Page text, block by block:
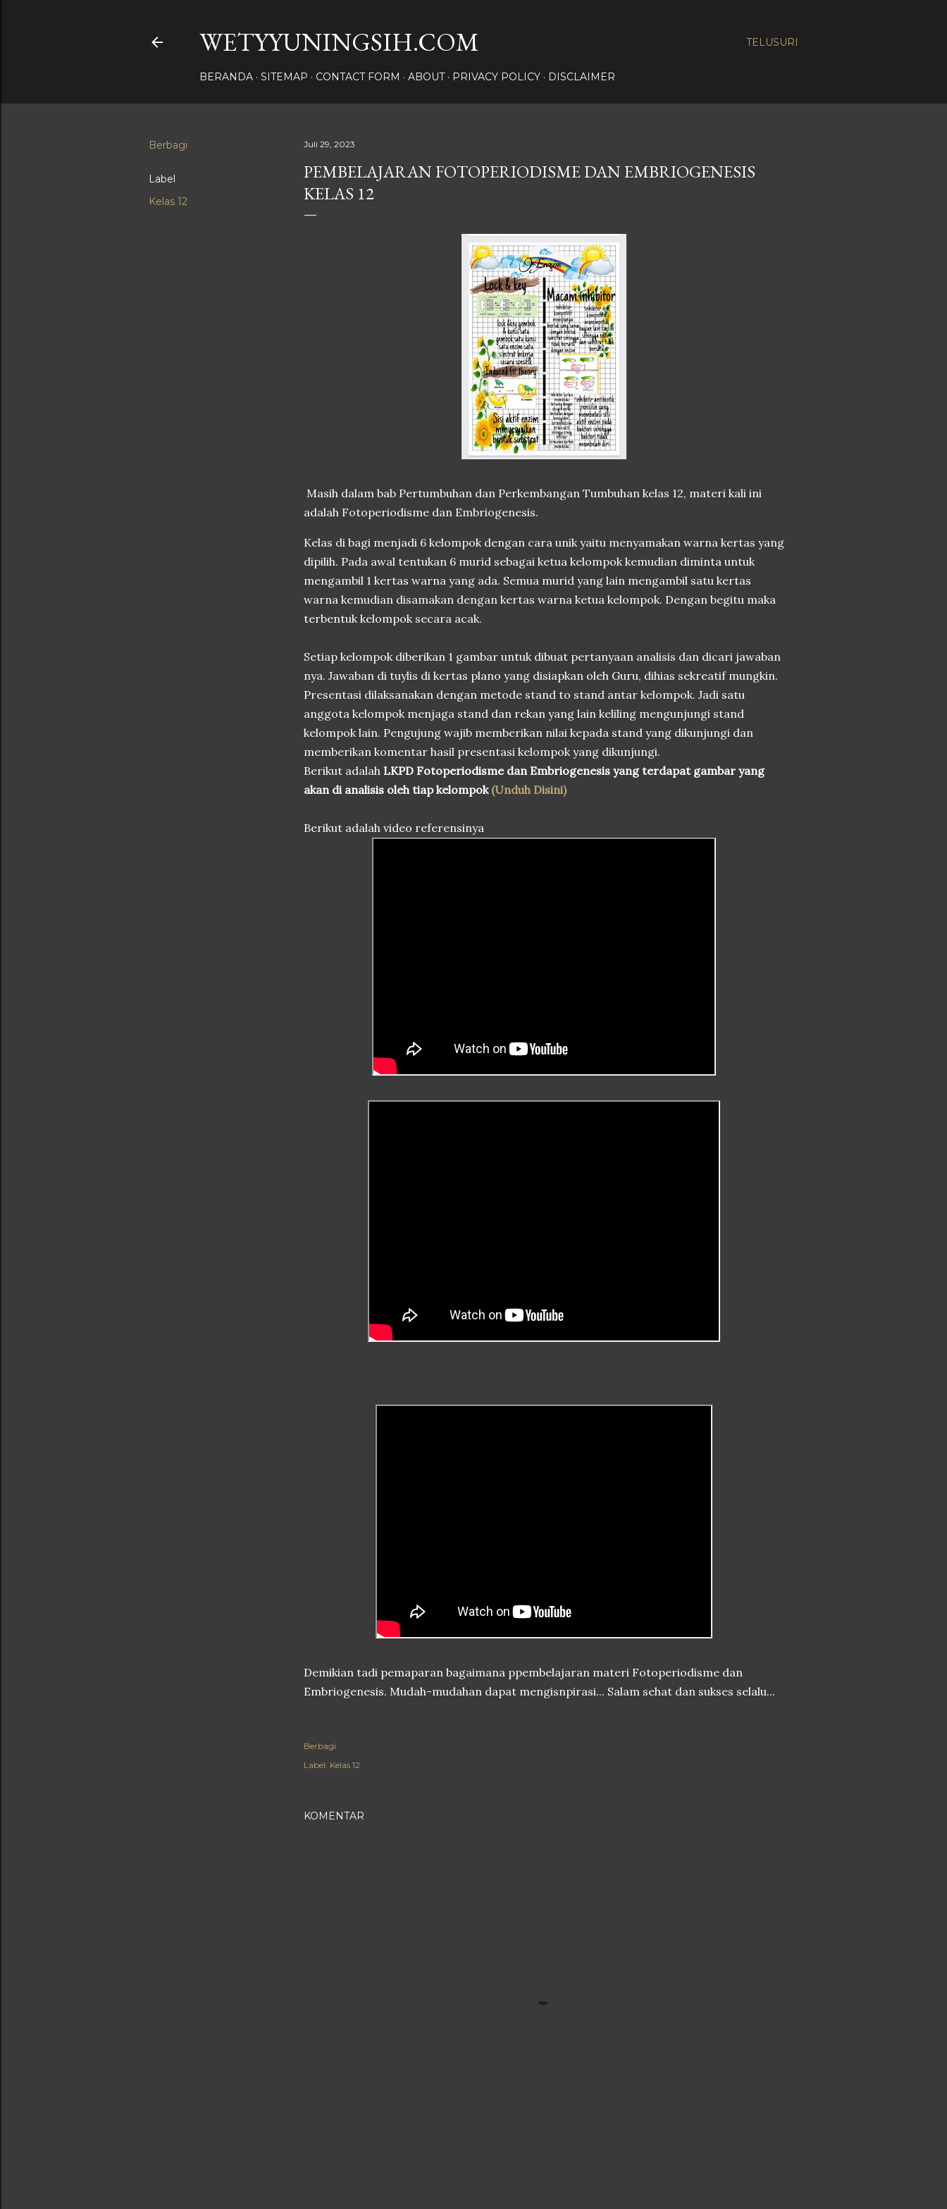
TELUSURI
WETYYUNINGSIH.COM
BERANDA SITEMAP CONTACT FORM ABOUT PRIVACY POLICY DISCLAIMER
Berbagi
Label
Kelas 12
Juli 29, 2023
PEMBELAJARAN FOTOPERIODISME DAN EMBRIOGENESIS
KELAS 12
Masih dalam bab Pertumbuhan dan Perkembangan Tumbuhan kelas 12, materi kali ini
adalah Fotoperiodisme dan Embriogenesis.
Kelas di bagi menjadi 6 kelompok dengan cara unik yaitu menyamakan warna kertas yang
dipilih. Pada awal tentukan 6 murid sebagai ketua kelompok kemudian diminta untuk
mengambil 1 kertas warna yang ada. Semua murid yang lain mengambil satu kertas
warna kemudian disamakan dengan kertas warna ketua kelompok. Dengan begitu maka
terbentuk kelompok secara acak.
Setiap kelompok diberikan 1 gambar untuk dibuat pertanyaan analisis dan dicari jawaban
nya. Jawaban di tuylis di kertas plano yang disiapkan oleh Guru, dihias sekreatif mungkin.
Presentasi dilaksanakan dengan metode stand to stand antar kelompok. Jadi satu
anggota kelompok menjaga stand dan rekan yang lain keliling mengunjungi stand
kelompok lain. Pengujung wajib memberikan nilai kepada stand yang dikunjungi dan
memberikan komentar hasil presentasi kelompok yang dikunjungi.
Berikut adalah LKPD Fotoperiodisme dan Embriogenesis yang terdapat gambar yang
akan di analisis oleh tiap kelompok (Unduh Disini)
Berikut adalah video referensinya
Demikian tadi pemaparan bagaimana ppembelajaran materi Fotoperiodisme dan
Embriogenesis. Mudah-mudahan dapat mengisnpirasi... Salam sehat dan sukses selalu...
Berbagi
Label: Kelas 12
KOMENTAR